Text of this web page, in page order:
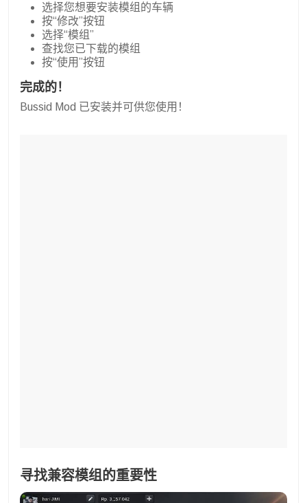
选择您想要安装模组的车辆
按“修改”按钮
选择“模组”
查找您已下载的模组
按“使用”按钮
完成的！
Bussid Mod 已安装并可供您使用！
寻找兼容模组的重要性